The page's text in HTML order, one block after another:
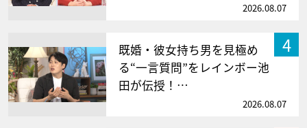
2026.08.07
4
既婚・彼女持ち男を見極め
る“一言質問”をレインボー池
田が伝授！…
2026.08.07